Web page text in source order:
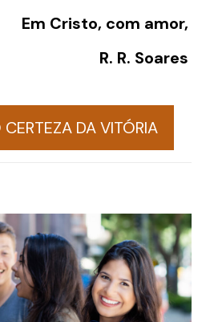
Em Cristo, com amor,
R. R. Soares
DA VITÓRIA